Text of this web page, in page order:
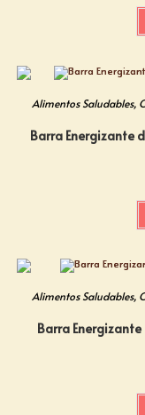
Alimentos Saludables,
Barra Energizante
Alimentos Saludables,
Barra